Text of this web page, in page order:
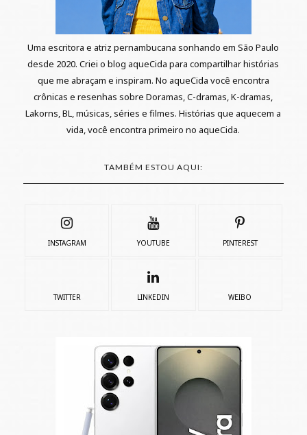
Uma escritora e atriz pernambucana sonhando em São Paulo
desde 2020. Criei o blog aqueCida para compartilhar histórias
que me abraçam e inspiram. No aqueCida você encontra
crônicas e resenhas sobre Doramas, C-dramas, K-dramas,
Lakorns, BL, músicas, séries e filmes. Histórias que aquecem a
vida, você encontra primeiro no aqueCida.
TAMBÉM ESTOU AQUI:
INSTAGRAM YOUTUBE PINTEREST
TWITTER LINKEDIN WEIBO